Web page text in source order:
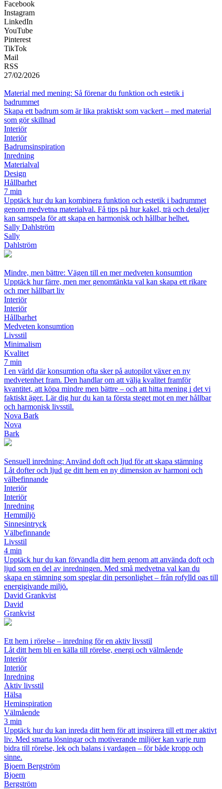
Facebook
Instagram
LinkedIn
YouTube
Pinterest
TikTok
Mail
RSS
27/02/2026
Material med mening: Så förenar du funktion och estetik i
badrummet
Skapa ett badrum som är lika praktiskt som vackert – med material
som gör skillnad
Interiör
Interiör
Badrumsinspiration
Inredning
Materialval
Design
Hållbarhet
7 min
Upptäck hur du kan kombinera funktion och estetik i badrummet
genom medvetna materialval. Få tips på hur kakel, trä och detaljer
kan samspela för att skapa en harmonisk och hållbar helhet.
Sally Dahlström
Sally
Dahlström
Mindre, men bättre: Vägen till en mer medveten konsumtion
Upptäck hur färre, men mer genomtänkta val kan skapa ett rikare
och mer hållbart liv
Interiör
Interiör
Hållbarhet
Medveten konsumtion
Livsstil
Minimalism
Kvalitet
7 min
I en värld där konsumtion ofta sker på autopilot växer en ny
medvetenhet fram. Den handlar om att välja kvalitet framför
kvantitet, att köpa mindre men bättre – och att hitta mening i det vi
faktiskt äger. Lär dig hur du kan ta första steget mot en mer hållbar
och harmonisk livsstil.
Nova Bark
Nova
Bark
Sensuell inredning: Använd doft och ljud för att skapa stämning
Låt dofter och ljud ge ditt hem en ny dimension av harmoni och
välbefinnande
Interiör
Interiör
Inredning
Hemmiljö
Sinnesintryck
Välbefinnande
Livsstil
4 min
Upptäck hur du kan förvandla ditt hem genom att använda doft och
ljud som en del av inredningen. Med små medvetna val kan du
skapa en stämning som speglar din personlighet – från rofylld oas till
energigivande miljö.
David Grankvist
David
Grankvist
Ett hem i rörelse – inredning för en aktiv livsstil
Låt ditt hem bli en källa till rörelse, energi och välmående
Interiör
Interiör
Inredning
Aktiv livsstil
Hälsa
Heminspiration
Välmående
3 min
Upptäck hur du kan inreda ditt hem för att inspirera till ett mer aktivt
liv. Med smarta lösningar och motiverande miljöer kan varje rum
bidra till rörelse, lek och balans i vardagen – för både kropp och
sinne.
Bjoern Bergström
Bjoern
Bergström